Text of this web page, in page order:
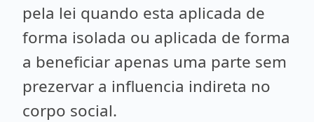
pela lei quando esta aplicada de
forma isolada ou aplicada de forma
a beneficiar apenas uma parte sem
prezervar a influencia indireta no
corpo social.